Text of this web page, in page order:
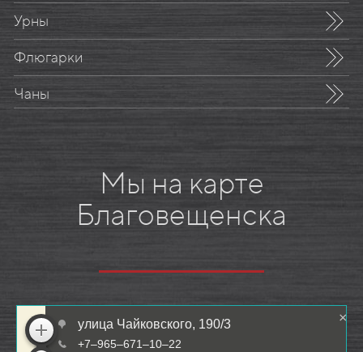
Урны
Флюгарки
Чаны
Мы на карте
Благовещенска